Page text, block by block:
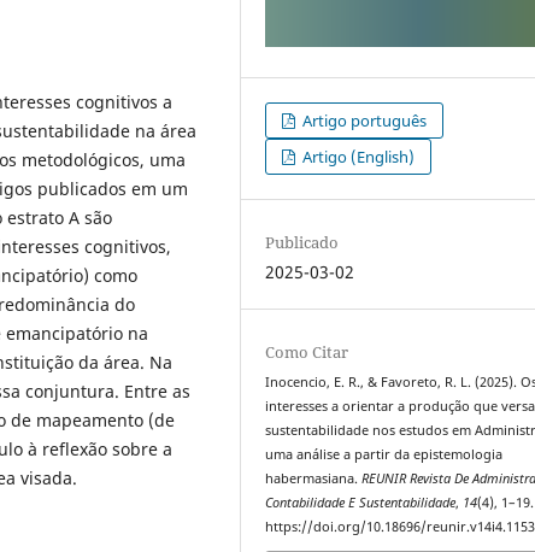
cognitivos a
na área
metodológicos, uma
publicados em um
A são
cognitivos,
como
do
na
da área. Na
conjuntura. Entre as
de mapeamento (de
à reflexão sobre a
visada.
Artigo português
Artigo (English)
Publicado
2025-03-02
Como Citar
Inocencio, E. R., & Favoreto, R. L. (2025).
interesses a orientar a produção que
sustentabilidade nos estudos em
uma análise a partir da epistemologia
habermasiana.REUNIR Revista De
Contabilidade E Sustentabilidade, 14(4), 1–19.
https://doi.org/10.18696/reunir.v14i4.1153